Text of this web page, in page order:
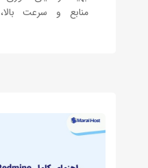
منابع و سرعت